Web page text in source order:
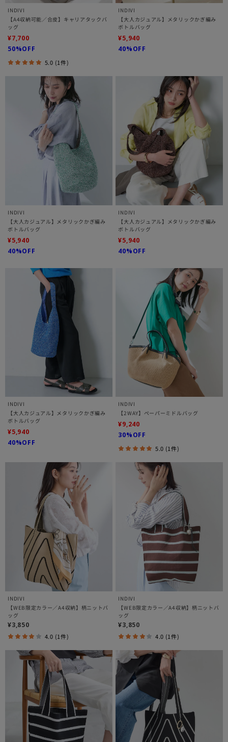
INDIVI
【A4収納可能／合皮】キャリアタックバ
ッグ
¥7,700
50%OFF
5.0 (1件)
INDIVI
【大人カジュアル】メタリックかぎ編み
ボトルバッグ
¥5,940
40%OFF
INDIVI
【大人カジュアル】メタリックかぎ編み
ボトルバッグ
¥5,940
40%OFF
INDIVI
【大人カジュアル】メタリックかぎ編み
ボトルバッグ
¥5,940
40%OFF
INDIVI
【大人カジュアル】メタリックかぎ編み
ボトルバッグ
¥5,940
40%OFF
INDIVI
【2WAY】ペーパーミドルバッグ
¥9,240
30%OFF
5.0 (1件)
INDIVI
【WEB限定カラー／A4収納】柄ニットバ
ッグ
¥3,850
4.0 (1件)
INDIVI
【WEB限定カラー／A4収納】柄ニットバ
ッグ
¥3,850
4.0 (1件)